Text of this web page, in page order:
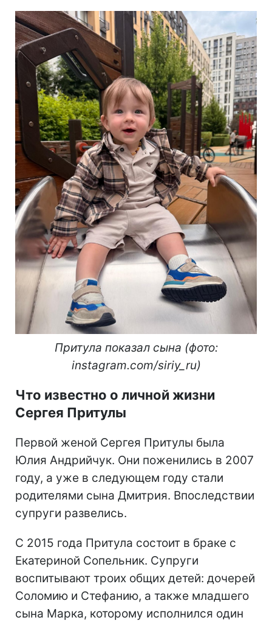
Притула показал сына (фото:
instagram.com/siriy_ru)
Что известно о личной жизни
Сергея Притулы
Первой женой Сергея Притулы была
Юлия Андрийчук. Они поженились в 2007
году, а уже в следующем году стали
родителями сына Дмитрия. Впоследствии
супруги развелись.
С 2015 года Притула состоит в браке с
Екатериной Сопельник. Супруги
воспитывают троих общих детей: дочерей
Соломию и Стефанию, а также младшего
сына Марка, которому исполнился один